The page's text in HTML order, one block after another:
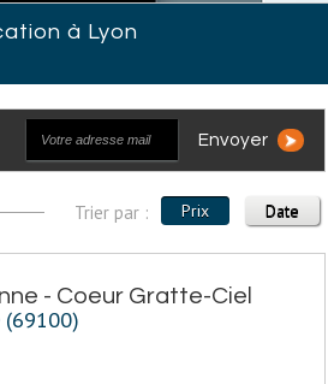
à Lyon
Envoyer
Trier par : Prix Date
- Coeur Gratte-Ciel
(69100)